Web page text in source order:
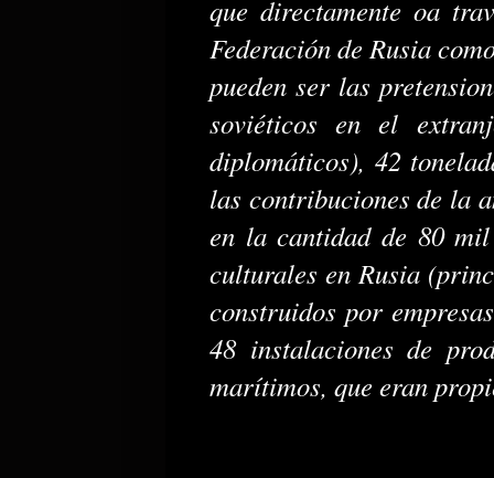
que directamente oa
Federación de Rusia
pueden ser las
soviéticos en el
diplomáticos), 42
las contribuciones de la
en la cantidad de 80
culturales en Rusia
construidos por
48 instalaciones de
marítimos, que eran